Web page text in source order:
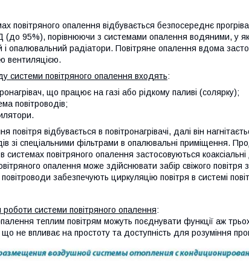
повітряного опалення відбувається безпосереднє
95%), порівнюючи з системами опалення водяними, у
і опалювальний радіатори. Повітряне опалення вдома
вентиляцією.
системи повітряного опалення входять:
що працює на газі або рідкому паливі (солярку);
повітроводів;
повітря відбувається в повітронагрівачі, далі він
зі спеціальними фільтрами в опалювальні приміщення.
системах повітряного опалення застосовуються
опалення може здійснювати забір свіжого
забезпечують циркуляцію повітря в системі
системи повітряного опалення:
теплим повітрям можуть поєднувати функції аж
не впливає на простоту та доступність для розуміння